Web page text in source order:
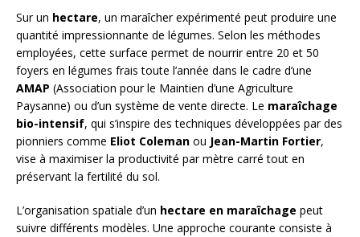
Sur un hectare, un maraîcher expérimenté peut produire une
quantité impressionnante de légumes. Selon les méthodes
employées, cette surface permet de nourrir entre 20 et 50
foyers en légumes frais toute l’année dans le cadre d’une
AMAP (Association pour le Maintien d’une Agriculture
Paysanne) ou d’un système de vente directe. Le maraîchage
bio-intensif, qui s’inspire des techniques développées par des
pionniers comme Eliot Coleman ou Jean-Martin Fortier,
vise à maximiser la productivité par mètre carré tout en
préservant la fertilité du sol.
L’organisation spatiale d’un hectare en maraîchage peut
suivre différents modèles. Une approche courante consiste à